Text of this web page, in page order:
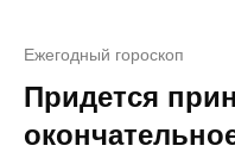
Ежегодный гороскоп
Придется